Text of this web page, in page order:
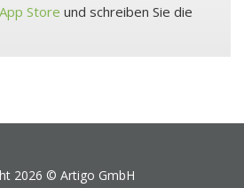
Store und schreiben Sie die
2026 © Artigo GmbH